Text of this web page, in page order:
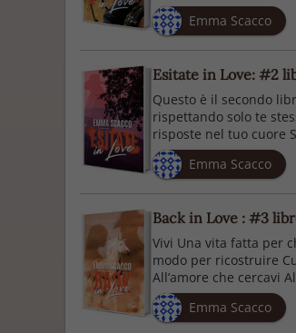
Emma Scacco
Esitate in Love: #2
Questo è il secondo
rispettando solo te
risposte nel tuo cuore
Emma Scacco
Back in Love : #3
Vivi Una vita fatta per
modo per ricostruire
All’amore che cercavi
Emma Scacco